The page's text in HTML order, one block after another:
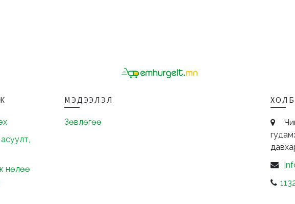
нөлөө
МЭДЭЭЛЭЛ
Зөвлөгөө